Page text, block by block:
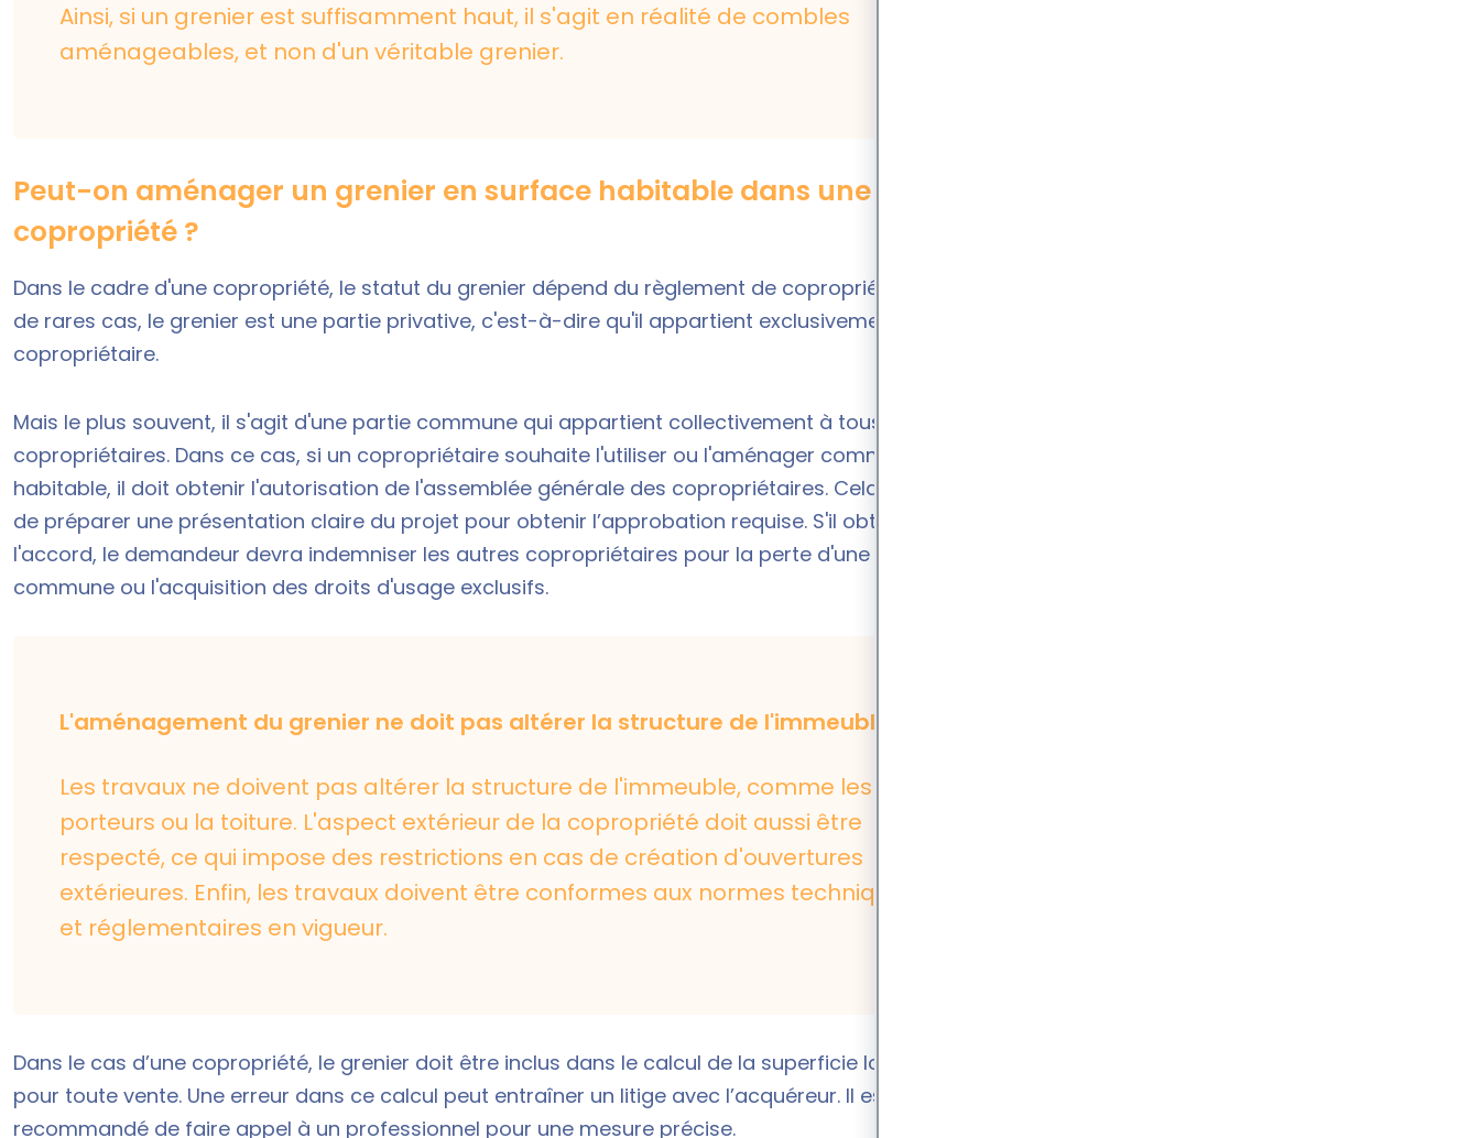
Ainsi, si un grenier est suffisamment haut, il s'agit en réalité de combles
aménageables, et non d'un véritable grenier.
Peut-on aménager un grenier en surface habitable dans une
copropriété ?
Dans le cadre d'une copropriété, le statut du grenier dépend du règlement de copropriété. Dans
de rares cas, le grenier est une partie privative, c'est-à-dire qu'il appartient exclusivement à un
copropriétaire.
Mais le plus souvent, il s'agit d'une partie commune qui appartient collectivement à tous les
copropriétaires. Dans ce cas, si un copropriétaire souhaite l'utiliser ou l'aménager comme surface
habitable, il doit obtenir l'autorisation de l'assemblée générale des copropriétaires. Cela implique
de préparer une présentation claire du projet pour obtenir l’approbation requise. S'il obtient
l'accord, le demandeur devra indemniser les autres copropriétaires pour la perte d'une partie
commune ou l'acquisition des droits d'usage exclusifs.
L'aménagement du grenier ne doit pas altérer la structure de l'immeuble
Les travaux ne doivent pas altérer la structure de l'immeuble, comme les murs
porteurs ou la toiture. L'aspect extérieur de la copropriété doit aussi être
respecté, ce qui impose des restrictions en cas de création d'ouvertures
extérieures. Enfin, les travaux doivent être conformes aux normes techniques
et réglementaires en vigueur.
Dans le cas d’une copropriété, le grenier doit être inclus dans le calcul de la superficie loi Carrez
pour toute vente. Une erreur dans ce calcul peut entraîner un litige avec l’acquéreur. Il est donc
recommandé de faire appel à un professionnel pour une mesure précise.